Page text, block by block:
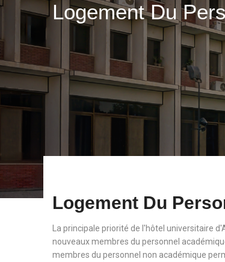
Logement Du
Logement Du
La principale priorité de l'hôtel universitaire
nouveaux membres du personnel
membres du personnel non académique